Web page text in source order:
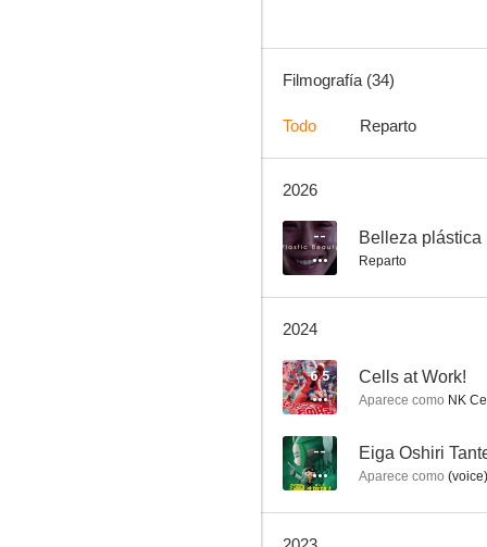
4.5
Time Traveller: The Girl Who Leapt Through Time
--
Filmografía (34)
Todo Reparto
2026
-- Belleza plástica
Reparto
2024
6.5 Cells at Work!
Aparece como NK
--
Aparece como (voice)